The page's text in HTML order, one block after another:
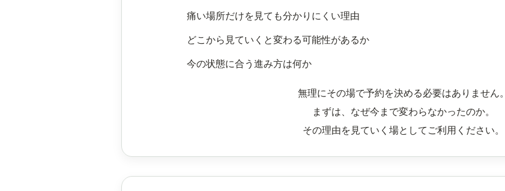
痛い場所だけを見ても分かりにくい理由
どこから見ていくと変わる可能性があるか
今の状態に合う進み方は何か
無理にその場で予約を決める必要はありません。
まずは、なぜ今まで変わらなかったのか。
その理由を見ていく場としてご利用ください。